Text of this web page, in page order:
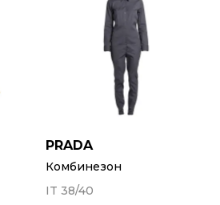
PRADA
Комбинезон
IT 38/40